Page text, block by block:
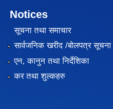
Notices
सूचना तथा समाचार
सार्वजनिक खरीद /बोलपत्र सूचना
एन, कानुन तथा निर्देशिका
कर तथा शुल्कहरु